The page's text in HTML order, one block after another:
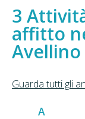
affitto
Avellino
Guarda tutti gli
A